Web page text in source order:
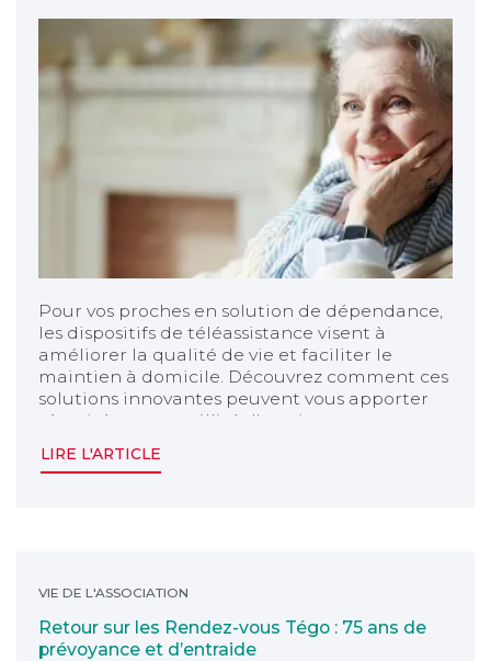
Pour vos proches en solution de dépendance,
les dispositifs de téléassistance visent à
améliorer la qualité de vie et faciliter le
maintien à domicile. Découvrez comment ces
solutions innovantes peuvent vous apporter
sécurité et tranquillité d'esprit.
LIRE L'ARTICLE
VIE DE L'ASSOCIATION
Retour sur les Rendez-vous Tégo : 75 ans de
prévoyance et d’entraide